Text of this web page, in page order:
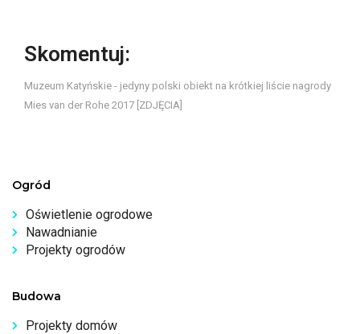
Skomentuj:
Muzeum Katyńskie - jedyny polski obiekt na krótkiej liście nagrody
Mies van der Rohe 2017 [ZDJĘCIA]
Ogród
Oświetlenie ogrodowe
Nawadnianie
Projekty ogrodów
Budowa
Projekty domów